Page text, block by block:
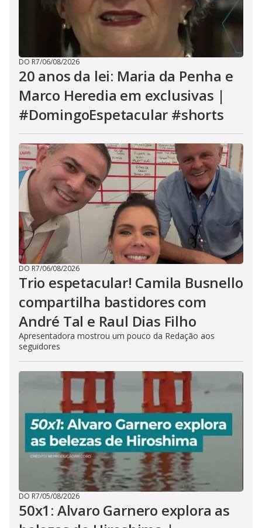
DO R7/06/08/2026
20 anos da lei: Maria da Penha e
Marco Heredia em exclusivas |
#DomingoEspetacular #shorts
DO R7/06/08/2026
Trio espetacular! Camila Busnello
compartilha bastidores com
André Tal e Raul Dias Filho
Apresentadora mostrou um pouco da Redação aos
seguidores
DO R7/05/08/2026
50x1: Alvaro Garnero explora as